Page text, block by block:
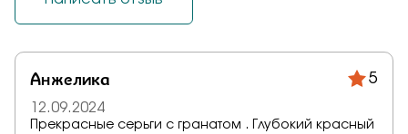
Анжелика 5
12.09.2024
Прекрасные серьги с гранатом . Глубокий красный